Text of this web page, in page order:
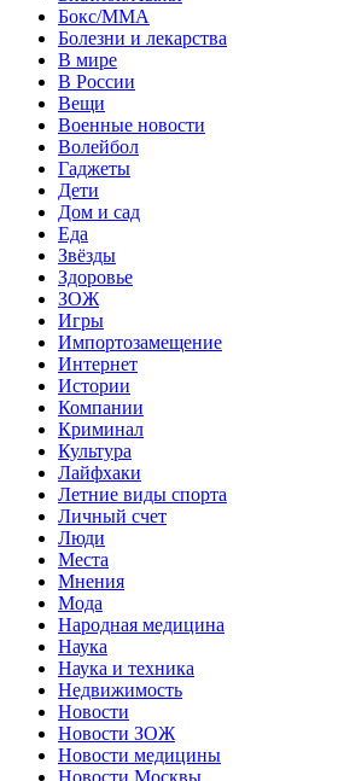
Бокс/MMA
Болезни и лекарства
В мире
В России
Вещи
Военные новости
Волейбол
Гаджеты
Дети
Дом и сад
Еда
Звёзды
Здоровье
ЗОЖ
Игры
Импортозамещение
Интернет
Истории
Компании
Криминал
Культура
Лайфхаки
Летние виды спорта
Личный счет
Люди
Места
Мнения
Мода
Народная медицина
Наука
Наука и техника
Недвижимость
Новости
Новости ЗОЖ
Новости медицины
Новости Москвы